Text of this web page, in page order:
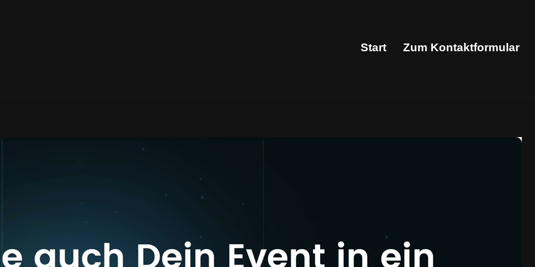
Start Zum Kontaktformular